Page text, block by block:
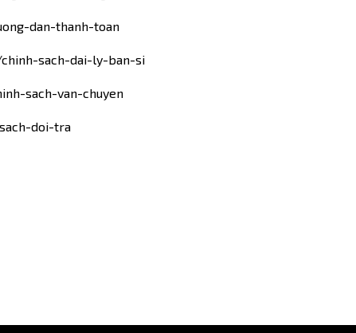
dan-thanh-toan
sach-dai-ly-ban-si
sach-van-chuyen
doi-tra